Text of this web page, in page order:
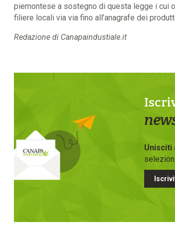
piemontese a sostegno di questa legge i cui
filiere locali via via fino all’anagrafe dei
Redazione di Canapaindustiale.it
Unisciti